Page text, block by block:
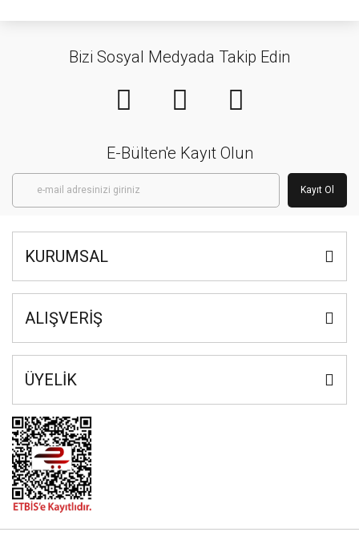
Bizi Sosyal Medyada Takip Edin
E-Bülten'e Kayıt Olun
Kayıt Ol
KURUMSAL
ALIŞVERİŞ
ÜYELİK